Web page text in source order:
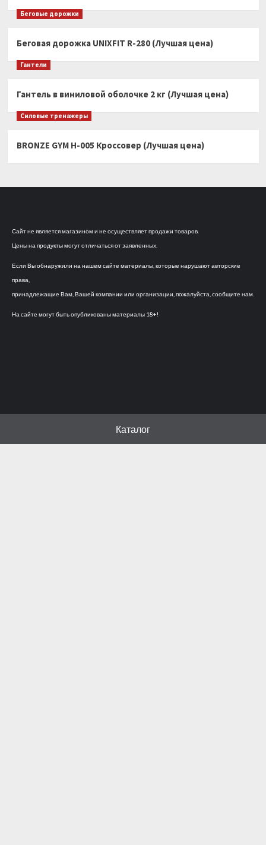
Беговые дорожки
Беговая дорожка UNIXFIT R-280 (Лучшая цена)
Гантели
Гантель в виниловой оболочке 2 кг (Лучшая цена)
Силовые тренажеры
BRONZE GYM H-005 Кроссовер (Лучшая цена)
Сайт не является магазином и не осуществляет продажи товаров.
Цены на продукты могут отличаться от заявленных.
Если Вы обнаружили на нашем сайте материалы, которые нарушают авторские
права,
принадлежащие Вам, Вашей компании или организации, пожалуйста, сообщите нам.
На сайте могут быть опубликованы материалы 18+!
Каталог